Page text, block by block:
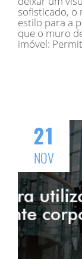
sofisticado, o
estilo para a
que o muro
imóvel:
21
NOV